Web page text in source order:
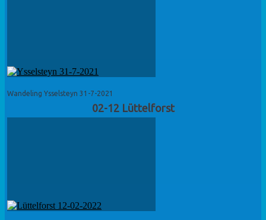
Wandeling Ysselsteyn 31-7-2021
02-12 Lüttelforst